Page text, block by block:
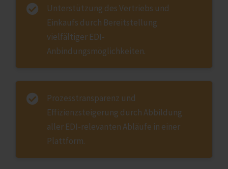
Unterstützung des Vertriebs und
Einkaufs durch Bereitstellung
vielfältiger EDI-
Anbindungsmöglichkeiten.
Prozesstransparenz und
Effizienzsteigerung durch Abbildung
aller EDI-relevanten Abläufe in einer
Plattform.